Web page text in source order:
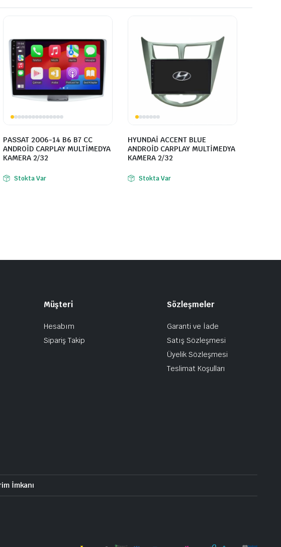
PASSAT 2006-14 B6 B7 CC
ANDROİD CARPLAY MULTİMEDYA
KAMERA 2/32
Stokta Var
HYUNDAİ ACCENT BLUE
ANDROİD CARPLAY MULTİMEDYA
KAMERA 2/32
Stokta Var
Müşteri
Hesabım
Sipariş Takip
Sözleşmeler
Garanti ve İade
Satış Sözleşmesi
Üyelik Sözleşmesi
Teslimat Koşulları
İmkanı